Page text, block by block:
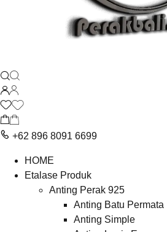
+62 896 8091 6699
HOME
Etalase Produk
Anting Perak 925
Anting Batu Permata
Anting Simple